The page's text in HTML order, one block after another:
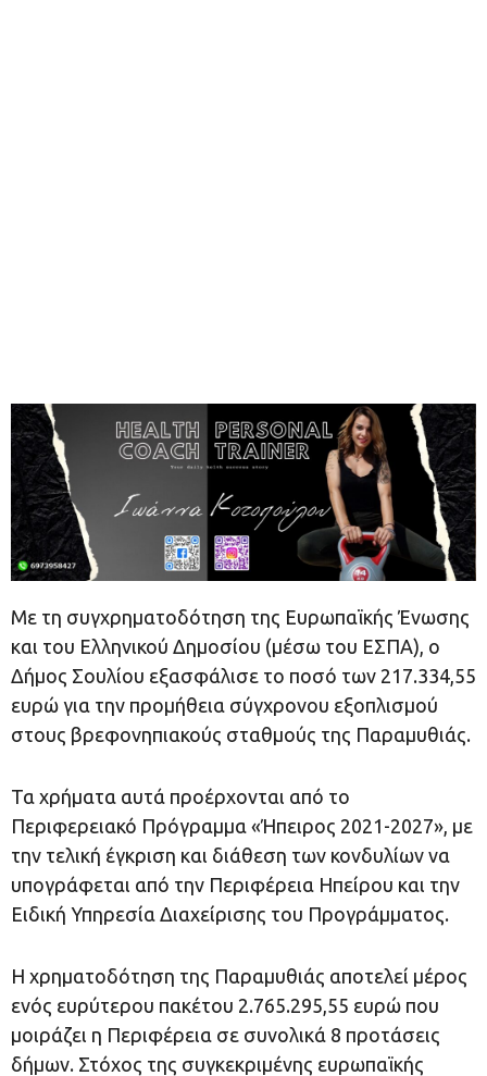
Με τη συγχρηματοδότηση της Ευρωπαϊκής Ένωσης
και του Ελληνικού Δημοσίου (μέσω του ΕΣΠΑ), ο
Δήμος Σουλίου εξασφάλισε το ποσό των 217.334,55
ευρώ για την προμήθεια σύγχρονου εξοπλισμού
στους βρεφονηπιακούς σταθμούς της Παραμυθιάς.
Τα χρήματα αυτά προέρχονται από το
Περιφερειακό Πρόγραμμα «Ήπειρος 2021-2027», με
την τελική έγκριση και διάθεση των κονδυλίων να
υπογράφεται από την Περιφέρεια Ηπείρου και την
Ειδική Υπηρεσία Διαχείρισης του Προγράμματος.
Η χρηματοδότηση της Παραμυθιάς αποτελεί μέρος
ενός ευρύτερου πακέτου 2.765.295,55 ευρώ που
μοιράζει η Περιφέρεια σε συνολικά 8 προτάσεις
δήμων. Στόχος της συγκεκριμένης ευρωπαϊκής